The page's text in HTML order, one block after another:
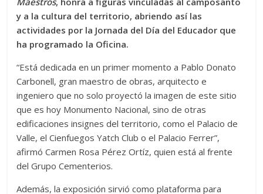
y a la cultura del territorio, abriendo así las
actividades por la Jornada del Día del Educador que
ha programado la Oficina.
“Está dedicada en un primer momento a Pablo Donato
Carbonell, gran maestro de obras, arquitecto e
ingeniero que no solo proyectó la imagen de este sitio
que es hoy Monumento Nacional, sino de otras
edificaciones insignes del territorio, como el Palacio de
Valle, el Cienfuegos Yatch Club o el Palacio Ferrer”,
afirmó Carmen Rosa Pérez Ortíz, quien está al frente
del Grupo Cementerios.
Además, la exposición sirvió como plataforma para